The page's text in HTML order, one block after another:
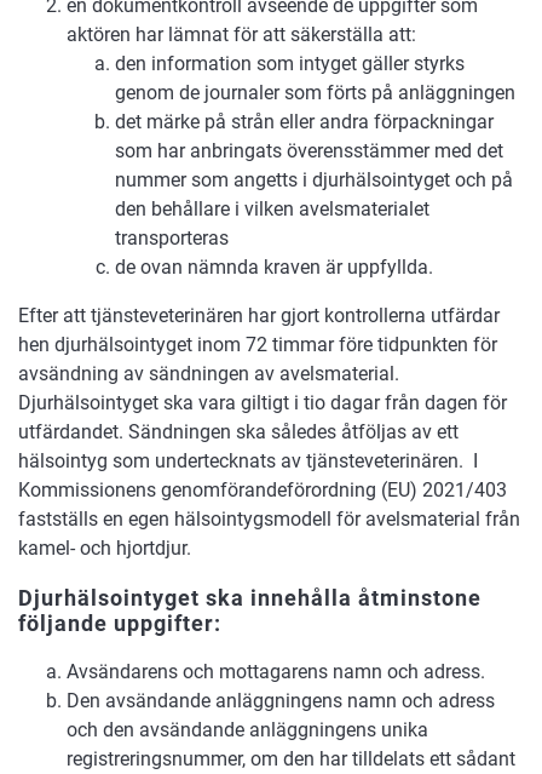
en dokumentkontroll avseende de uppgifter som
aktören har lämnat för att säkerställa att:
den information som intyget gäller styrks
genom de journaler som förts på anläggningen
det märke på strån eller andra förpackningar
som har anbringats överensstämmer med det
nummer som angetts i djurhälsointyget och på
den behållare i vilken avelsmaterialet
transporteras
de ovan nämnda kraven är uppfyllda.
Efter att tjänsteveterinären har gjort kontrollerna utfärdar
hen djurhälsointyget inom 72 timmar före tidpunkten för
avsändning av sändningen av avelsmaterial.
Djurhälsointyget ska vara giltigt i tio dagar från dagen för
utfärdandet. Sändningen ska således åtföljas av ett
hälsointyg som undertecknats av tjänsteveterinären. I
Kommissionens genomförandeförordning (EU) 2021/403
fastställs en egen hälsointygsmodell för avelsmaterial från
kamel- och hjortdjur.
Djurhälsointyget ska innehålla åtminstone
följande uppgifter:
Avsändarens och mottagarens namn och adress.
Den avsändande anläggningens namn och adress
och den avsändande anläggningens unika
registreringsnummer, om den har tilldelats ett sådant